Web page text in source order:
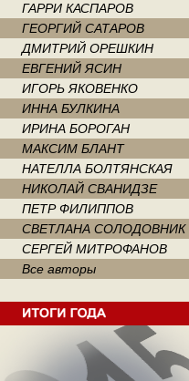
ГАРРИ КАСПАРОВ
ГЕОРГИЙ САТАРОВ
ДМИТРИЙ ОРЕШКИН
ЕВГЕНИЙ ЯСИН
ИГОРЬ ЯКОВЕНКО
ИННА БУЛКИНА
ИРИНА БОРОГАН
МАКСИМ БЛАНТ
НАТЕЛЛА БОЛТЯНСКАЯ
НИКОЛАЙ СВАНИДЗЕ
ПЕТР ФИЛИППОВ
СВЕТЛАНА СОЛОДОВНИК
СЕРГЕЙ МИТРОФАНОВ
Все авторы